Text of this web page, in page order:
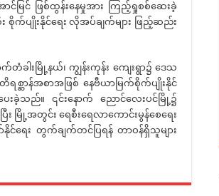
မြင် ဖြစ်ထွန်းနေမှုအား ကြည့်ရှုစစ်ဆေးခဲ့
က်ပျိုးနိုင်ရေး လိုအပ်ချက်များ ဖြည့်ဆည်း
မြို့နယ်၊ ကျွန်းကုန်း ကျေးရွာ၌ ဒေသ
ရစ္ဆာန်အစာအဖြစ် နေဗီယာမြက်စိုက်ပျိုးနိုင်
ေးခဲ့သည်။ ၎င်းနောက် ညောင်လေးပင်မြို့၌
မြို့အတွင်း ရေစီးရေလာကောင်းမွန်စေရေး
နိုင်ရေး တွက်ချက်တင်ပြရန် တာဝန်ရှိသူများ